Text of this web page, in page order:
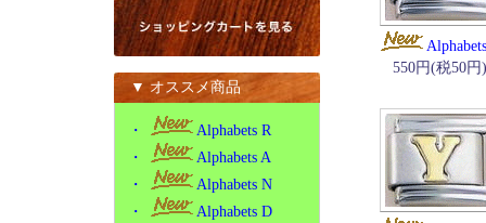
▼ オススメ商品
・
Alphabets R
・
Alphabets A
・
Alphabets N
・
Alphabets D
550円(税50円)